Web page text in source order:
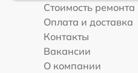
Стоимость ремонта
Оплата и доставка
Контакты
Вакансии
О компании